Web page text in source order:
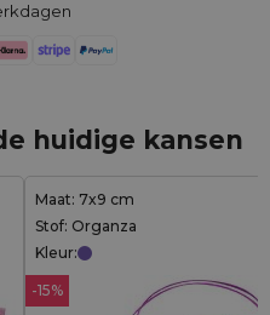
huidige kansen
Maat: 7x9 cm
Stof: Organza
Kleur:
-15%